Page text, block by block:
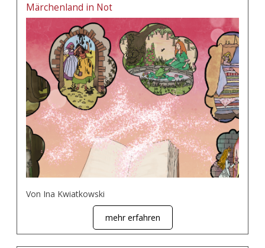
Märchenland in Not
Von Ina Kwiatkowski
mehr erfahren